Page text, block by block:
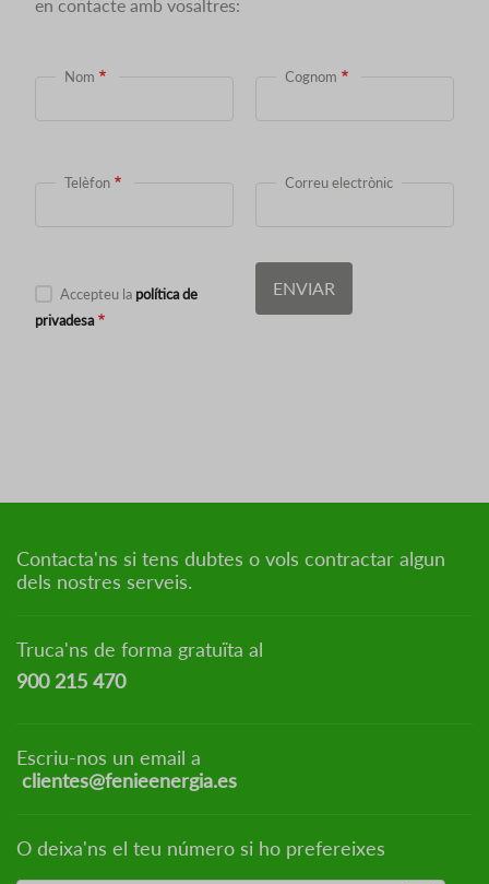
en contacte amb vosaltres:
Nom Cognom
Telèfon Correu electrònic
Accepteu la política de
privadesa
Contacta'ns si tens dubtes o vols contractar algun
dels nostres serveis.
Truca'ns de forma gratuïta al
900 215 470
Escriu-nos un email a
clientes@fenieenergia.es
O deixa'ns el teu número si ho prefereixes